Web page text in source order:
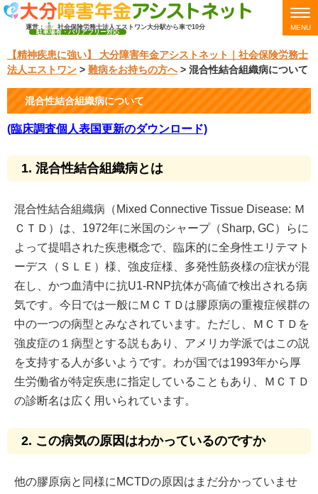
運営： 社会保険労務士法人エストワン大分駅から車で10分
駐車場有・バリアフリー対応
MENU
【精神疾患に強い】 大分障害年金アシストネット｜社会保険労務士
法人エストワン > 難病をお持ちの方へ> 混合性結合組織病について
混合性結合組織病について
(臨床調査個人表国更新のダウンロード)
1. 混合性結合組織病とは
混合性結合組織病（Mixed Connective Tissue Disease: Ｍ
ＣＴＤ）は、1972年に米国のシャープ（Sharp, GC）らに
よって提唱された疾患概念で、臨床的に全身性エリテマト
ーデス（ＳＬＥ）様、強皮症様、多発性筋炎様の症状が混
在し、かつ血清中に抗U1-RNP抗体が高値で検出される病
気です。今日では一般にＭＣＴＤは膠原病の重複症候群の
中の一つの病型とみなされています。ただし、ＭＣＴＤを
強皮症の１病型とする説もあり、アメリカ学派ではこの説
を支持する人が多いようです。わが国では1993年から厚
生労働省が特定疾患に指定していることもあり、ＭＣＴＤ
の診断名は広く用いられています。
2. この病気の原因はわかっているのですか
他の膠原病と同様にMCTDの原因はまだ分かっていませ